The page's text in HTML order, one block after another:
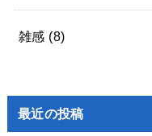
雑感 (8)
最近の投稿